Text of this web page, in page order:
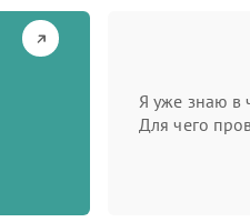
Я уже знаю в
Для чего